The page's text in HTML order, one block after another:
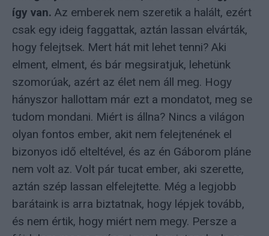
így van. Az emberek nem szeretik a halált, ezért
csak egy ideig faggattak, aztán lassan elvárták,
hogy felejtsek. Mert hát mit lehet tenni? Aki
elment, elment, és bár megsiratjuk, lehetünk
szomorúak, azért az élet nem áll meg. Hogy
hányszor hallottam már ezt a mondatot, meg se
tudom mondani. Miért is állna? Nincs a világon
olyan fontos ember, akit nem felejtenének el
bizonyos idő elteltével, és az én Gáborom pláne
nem volt az. Volt pár tucat ember, aki szerette,
aztán szép lassan elfelejtette. Még a legjobb
barátaink is arra biztatnak, hogy lépjek tovább,
és nem értik, hogy miért nem megy. Persze a